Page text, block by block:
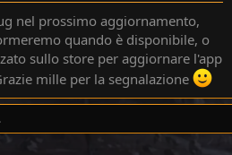
nel prossimo aggiornamento,
quando è disponibile, o
sullo store per aggiornare l'app
mille per la segnalazione